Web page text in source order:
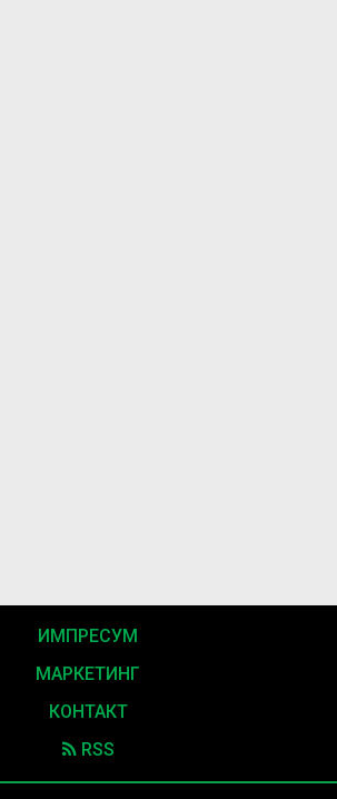
ИМПРЕСУМ
МАРКЕТИНГ
КОНТАКТ
RSS